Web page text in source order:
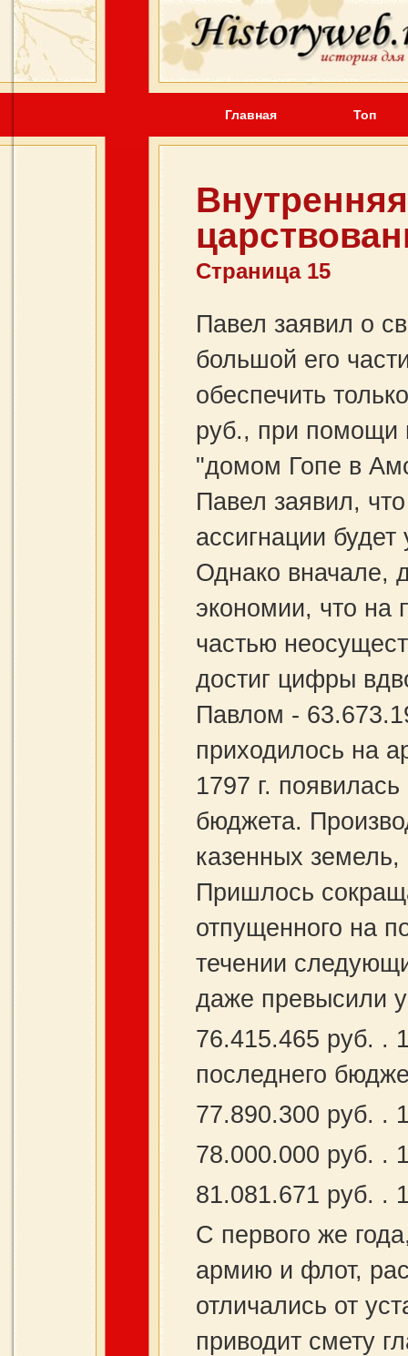
Главная Топ
Страница 15
Павел заявил о
большой его
обеспечить
руб., при помощи
"домом Гопе в
Павел заявил,
ассигнации
Однако вначале,
экономии, что на
частью
достиг цифры
Павлом -
приходилось на
1797 г.
бюджета.
казенных
Пришлось
отпущенного на
течении
даже превысили
76.415.465 руб. .
последнего
77.890.300 руб. .
78.000.000 руб. .
81.081.671 руб. .
С первого же
армию и флот,
отличались от
приводит смету